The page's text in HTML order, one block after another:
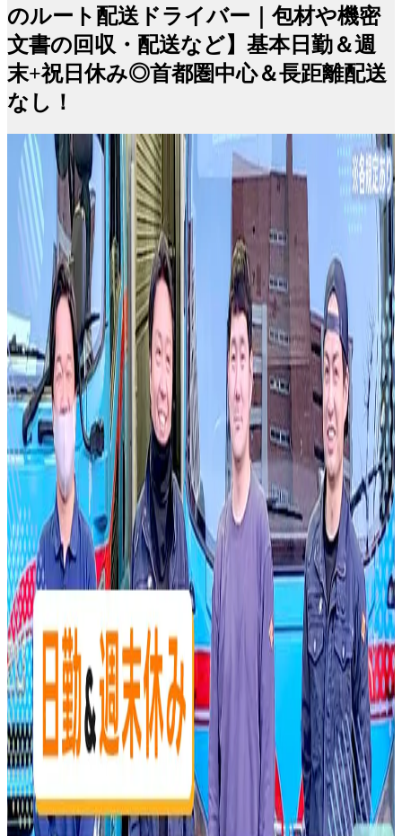
のルート配送ドライバー｜包材や機密
文書の回収・配送など】基本日勤＆週
末+祝日休み◎首都圏中心＆長距離配送
なし！